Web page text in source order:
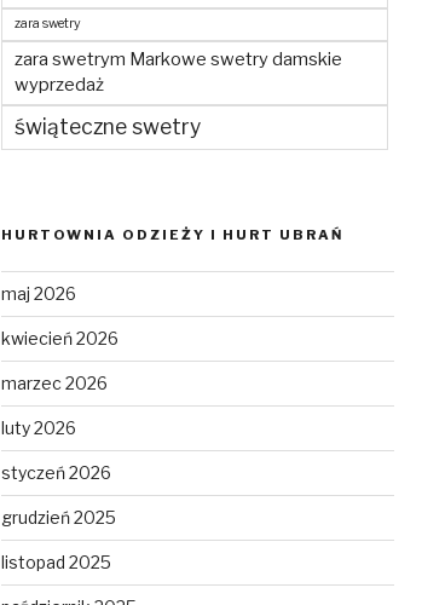
zara swetry
zara swetrym Markowe swetry damskie
wyprzedaż
świąteczne swetry
HURTOWNIA ODZIEŻY I HURT UBRAŃ
maj 2026
kwiecień 2026
marzec 2026
luty 2026
styczeń 2026
grudzień 2025
listopad 2025